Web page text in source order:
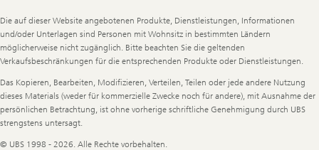
Legal
Information
Die auf dieser Website angebotenen Produkte, Dienstleistungen, Informationen
und/oder Unterlagen sind Personen mit Wohnsitz in bestimmten Ländern
möglicherweise nicht zugänglich. Bitte beachten Sie die geltenden
Verkaufsbeschränkungen für die entsprechenden Produkte oder Dienstleistungen.
Das Kopieren, Bearbeiten, Modifizieren, Verteilen, Teilen oder jede andere Nutzung
dieses Materials (weder für kommerzielle Zwecke noch für andere), mit Ausnahme der
persönlichen Betrachtung, ist ohne vorherige schriftliche Genehmigung durch UBS
strengstens untersagt.
© UBS 1998 - 2026. Alle Rechte vorbehalten.